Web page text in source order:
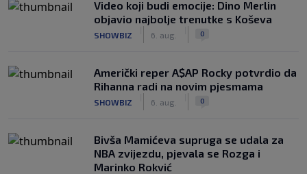
Video koji budi emocije: Dino Merlin
objavio najbolje trenutke s Koševa
SHOWBIZ 6. aug. 0
Američki reper A$AP Rocky potvrdio da
Rihanna radi na novim pjesmama
SHOWBIZ 6. aug. 0
Bivša Mamićeva supruga se udala za
NBA zvijezdu, pjevala se Rozga i
Marinko Rokvić